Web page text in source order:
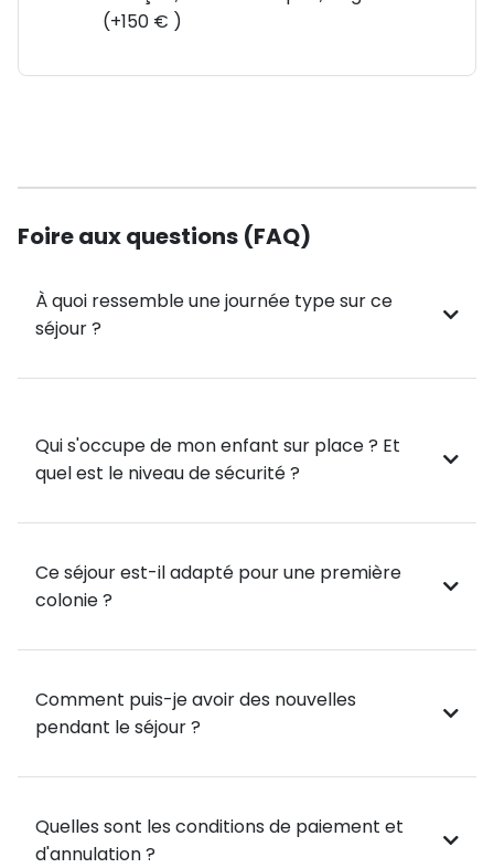
🔥 EXERCICES CLÉS
l’Atlantique
Football diversifié : Beach-soccer, Five, Tennis-
Préparateur physique : travail des appuis, puissance,
gestion du stress
Encadrement pédagogique : accompagnement et
autonomie des joueurs
🌿 ACTIVITÉS COMPLÉMENTAIRES & VIE SUR PLACE
collectifs indoor
?? Veillées et animations chaque soir pour des
moments de détente
Mathématiques) disponible sur demande
(+150 € )
Foire aux questions (FAQ)
À quoi ressemble une journée type sur ce
séjour ?
Qui s'occupe de mon enfant sur place ? Et
quel est le niveau de sécurité ?
Ce séjour est-il adapté pour une première
colonie ?
Comment puis-je avoir des nouvelles
pendant le séjour ?
Quelles sont les conditions de paiement et
d'annulation ?